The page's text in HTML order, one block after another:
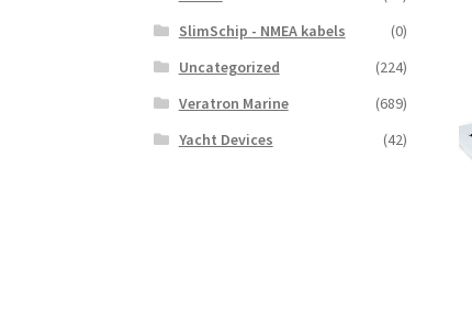
SlimSchip - NMEA kabels
(0)
Uncategorized
(224)
Veratron Marine
(689)
Yacht Devices
(42)